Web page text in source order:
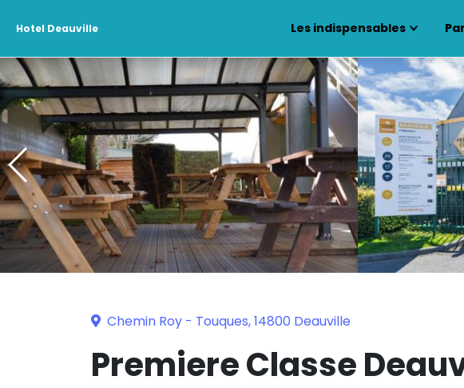
Hotel Deauville Les indispensables
Chemin Roy - Touques, 14800 Deauville
Premiere Classe